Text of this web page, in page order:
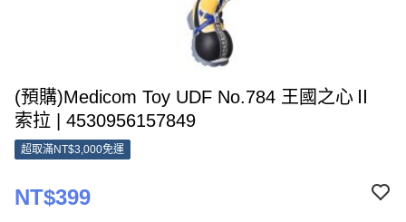
(預購)Medicom Toy UDF No.784 王國之心Ⅱ
索拉 | 4530956157849
超取滿NT$3,000免運
NT$399